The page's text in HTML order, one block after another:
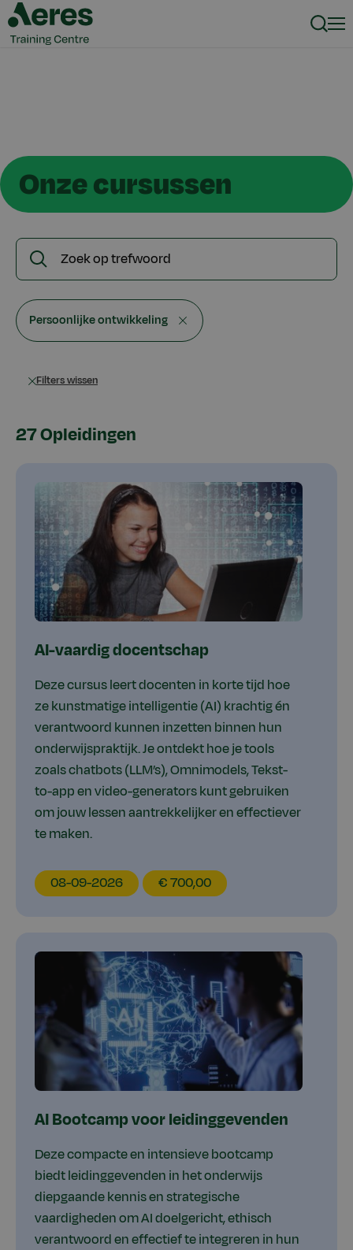
Onze cursussen
Zoek
Zoeken
Persoonlijke ontwikkeling
Filters wissen
27 Opleidingen
AI-vaardig docentschap
Deze cursus leert docenten in korte tijd hoe
ze kunstmatige intelligentie (AI) krachtig én
verantwoord kunnen inzetten binnen hun
onderwijspraktijk. Je ontdekt hoe je tools
zoals chatbots (LLM’s), Omnimodels, Tekst-
to-app en video-generators kunt gebruiken
om jouw lessen aantrekkelijker en effectiever
te maken.
EducationDate
08-09-2026 EducationPrice
€ 700,00
AI Bootcamp voor leidinggevenden
Deze compacte en intensieve bootcamp
biedt leidinggevenden in het onderwijs
diepgaande kennis en strategische
vaardigheden om AI doelgericht, ethisch
verantwoord en effectief te integreren in hun